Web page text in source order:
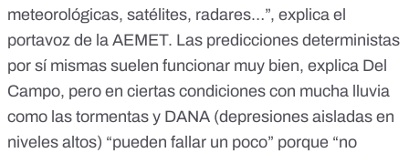
meteorológicas, satélites, radares…”, explica el
portavoz de la AEMET. Las predicciones deterministas
por sí mismas suelen funcionar muy bien, explica Del
Campo, pero en ciertas condiciones con mucha lluvia
como las tormentas y DANA (depresiones aisladas en
niveles altos) “pueden fallar un poco” porque “no